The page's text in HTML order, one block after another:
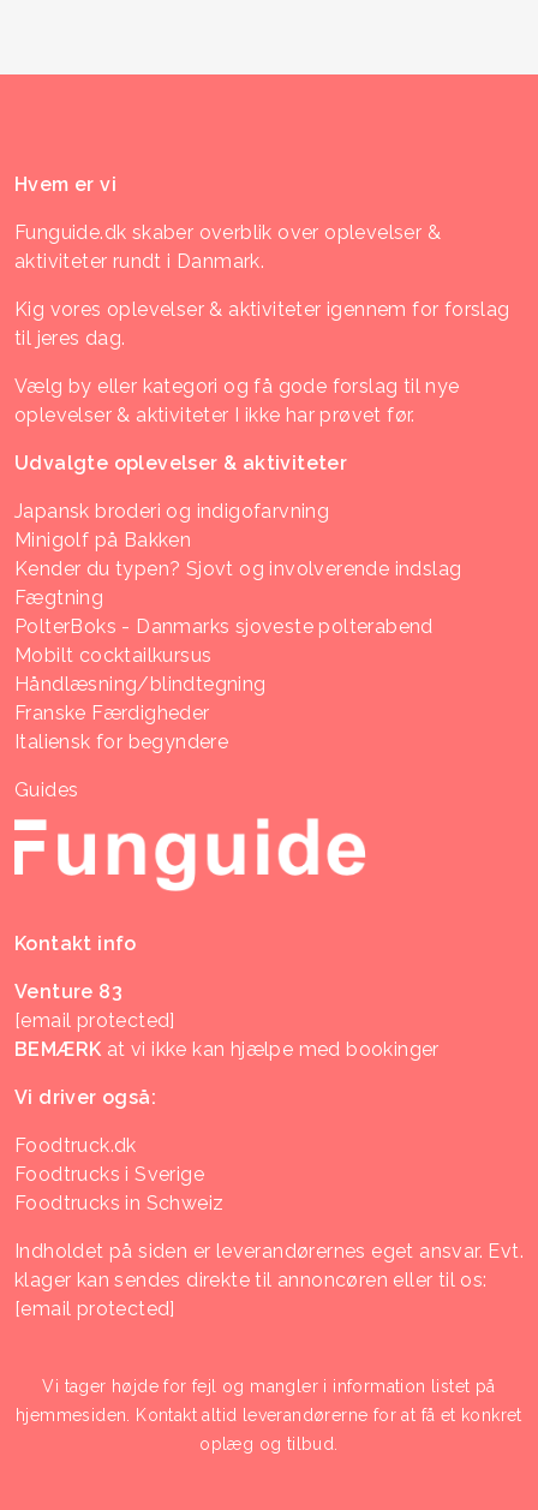
Hvem er vi
Funguide.dk skaber overblik over oplevelser &
aktiviteter rundt i Danmark.
Kig vores oplevelser & aktiviteter igennem for forslag
til jeres dag.
Vælg by eller kategori og få gode forslag til nye
oplevelser & aktiviteter I ikke har prøvet før.
Udvalgte oplevelser & aktiviteter
Japansk broderi og indigofarvning
Minigolf på Bakken
Kender du typen? Sjovt og involverende indslag
Fægtning
PolterBoks - Danmarks sjoveste polterabend
Mobilt cocktailkursus
Håndlæsning/blindtegning
Franske Færdigheder
Italiensk for begyndere
Guides
Kontakt info
Venture 83
[email protected]
BEMÆRK at vi ikke kan hjælpe med bookinger
Vi driver også:
Foodtruck.dk
Foodtrucks i Sverige
Foodtrucks in Schweiz
Indholdet på siden er leverandørernes eget ansvar. Evt.
klager kan sendes direkte til annoncøren eller til os:
[email protected]
Vi tager højde for fejl og mangler i information listet på
hjemmesiden. Kontakt altid leverandørerne for at få et konkret
oplæg og tilbud.